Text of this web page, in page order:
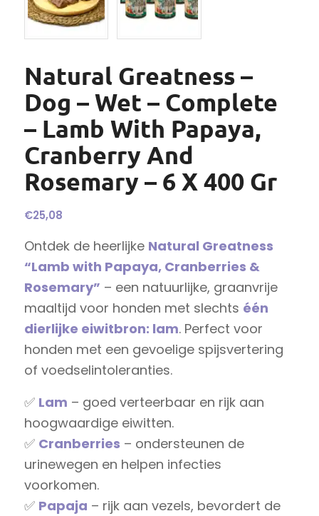
Natural Greatness –
Dog – Wet – Complete
– Lamb With Papaya,
Cranberry And
Rosemary – 6 X 400 Gr
€25,08
Ontdek de heerlijke Natural Greatness
“Lamb with Papaya, Cranberries &
Rosemary” – een natuurlijke, graanvrije
maaltijd voor honden met slechts één
dierlijke eiwitbron: lam. Perfect voor
honden met een gevoelige spijsvertering
of voedselintoleranties.
✅ Lam – goed verteerbaar en rijk aan
hoogwaardige eiwitten.
✅ Cranberries – ondersteunen de
urinewegen en helpen infecties
voorkomen.
✅ Papaja – rijk aan vezels, bevordert de